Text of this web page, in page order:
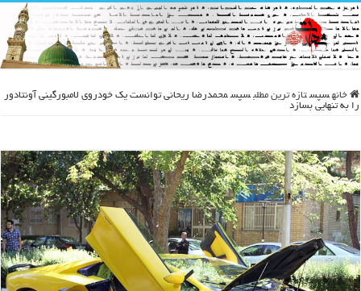
خانه سپس تازه ترین مطلب سپس محمدرضا ریحانی توانست یک خودروی لامبورگینی آونتادور
را به تنهایی بسازد